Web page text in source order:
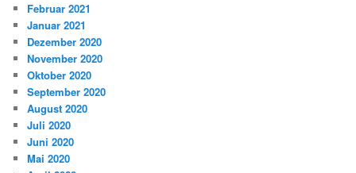
Februar 2021
Januar 2021
Dezember 2020
November 2020
Oktober 2020
September 2020
August 2020
Juli 2020
Juni 2020
Mai 2020